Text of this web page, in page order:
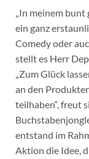
„In meinem
ein ganz
Comedy oder
stellt es Herr
„Zum Glück
an den
teilhaben“, freut
entstand im
Aktion die Idee,